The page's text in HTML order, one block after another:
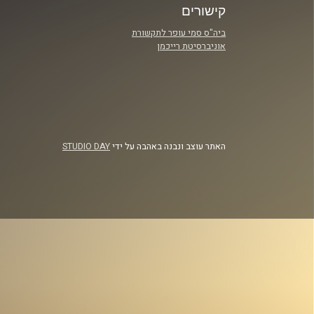
קישורים
ביה"ס סמי עופר לתקשורת
אוניברסיטת רייכמן
האתר עוצב ונבנה באהבה על ידיSTUDIO DAY